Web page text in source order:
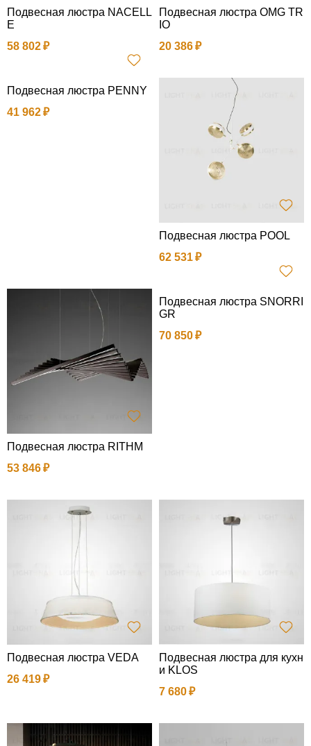
Подвесная люстра NACELL
E
58 802
Подвесная люстра OMG TR
IO
20 386
Подвесная люстра PENNY
41 962
Подвесная люстра POOL
62 531
Подвесная люстра RITHM
53 846
Подвесная люстра SNORRI
GR
70 850
Подвесная люстра VEDA
26 419
Подвесная люстра для кухн
и KLOS
7 680